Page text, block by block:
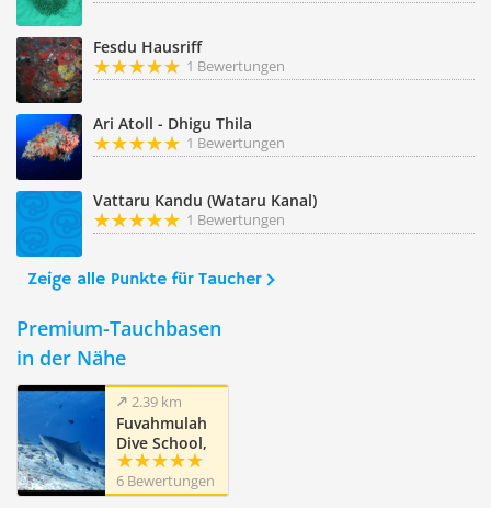
Fesdu Hausriff
1 Bewertungen
Ari Atoll - Dhigu Thila
1 Bewertungen
Vattaru Kandu (Wataru Kanal)
1 Bewertungen
Zeige alle Punkte für Taucher
Premium-Tauchbasen
in der Nähe
2.39 km
Fuvahmulah
Dive School,
Fuvahmulah
6 Bewertungen